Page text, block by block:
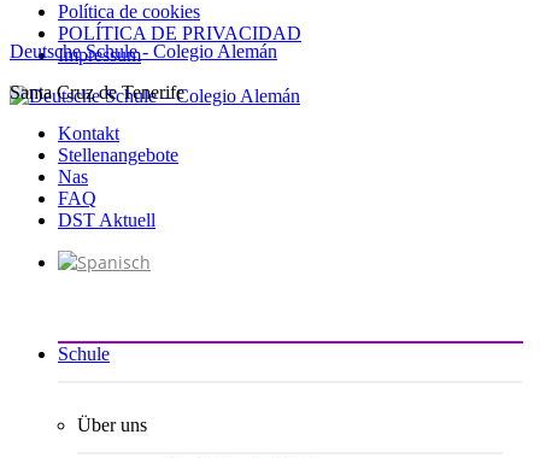
Política de cookies
POLÍTICA DE PRIVACIDAD
Impressum
Zum
springen
Deutsche Schule - Colegio Alemán
Santa Cruz de Tenerife
Kontakt
Stellenangebote
Nas
FAQ
DST Aktuell
Schule
Über uns